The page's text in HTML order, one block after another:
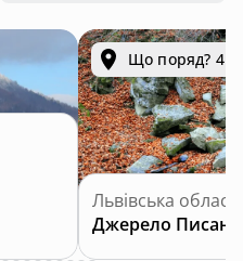
Що поряд? 4.4
Львівська
Джерело